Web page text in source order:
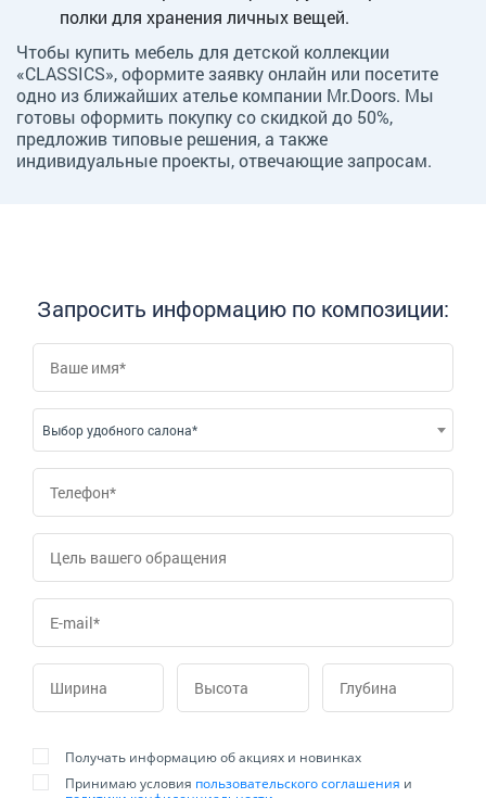
полки для хранения личных вещей.
Чтобы купить мебель для детской коллекции
«CLASSICS», оформите заявку онлайн или посетите
одно из ближайших ателье компании Mr.Doors. Мы
готовы оформить покупку со скидкой до 50%,
предложив типовые решения, а также
индивидуальные проекты, отвечающие запросам.
Запросить информацию по композиции:
Выбор удобного салона*
Получать информацию об акциях и новинках
Принимаю условия пользовательского соглашения и